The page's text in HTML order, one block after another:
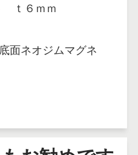
ｔ６ｍｍ
面ネオジムマグネ